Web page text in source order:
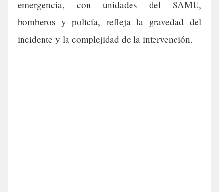
emergencia, con unidades del SAMU,
bomberos y policía, refleja la gravedad del
incidente y la complejidad de la intervención.